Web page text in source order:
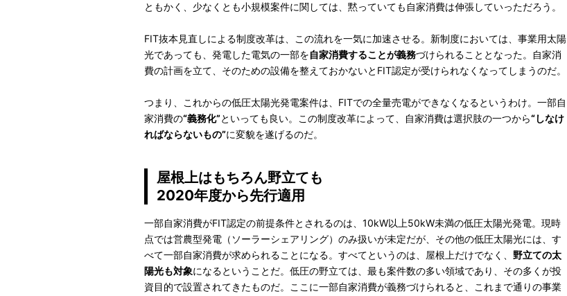
ともかく、少なくとも小規模案件に関しては、黙っていても自家消費は伸張していっただろう。
FIT抜本見直しによる制度改革は、この流れを一気に加速させる。新制度においては、事業用太陽
光であっても、発電した電気の一部を自家消費することが義務づけられることとなった。自家消
費の計画を立て、そのための設備を整えておかないとFIT認定が受けられなくなってしまうのだ。
つまり、これからの低圧太陽光発電案件は、FITでの全量売電ができなくなるというわけ。一部自
家消費の“義務化”といっても良い。この制度改革によって、自家消費は選択肢の一つから“しなけ
ればならないもの”に変貌を遂げるのだ。
屋根上はもちろん野立ても
2020年度から先行適用
一部自家消費がFIT認定の前提条件とされるのは、10kW以上50kW未満の低圧太陽光発電。現時
点では営農型発電（ソーラーシェアリング）のみ扱いが未定だが、その他の低圧太陽光には、す
べて一部自家消費が求められることになる。すべてというのは、屋根上だけでなく、 野立ての太
陽光も対象になるということだ。低圧の野立ては、最も案件数の多い領域であり、その多くが投
資目的で設置されてきたものだ。ここに一部自家消費が義務づけられると、これまで通りの事業